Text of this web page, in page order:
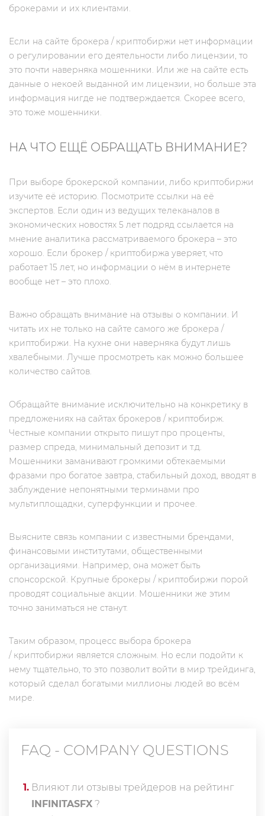
брокерами и их клиентами.
Если на сайте брокера / криптобиржи нет информации
о регулировании его деятельности либо лицензии, то
это почти наверняка мошенники. Или же на сайте есть
данные о некоей выданной им лицензии, но больше эта
информация нигде не подтверждается. Скорее всего,
это тоже мошенники.
НА ЧТО ЕЩЁ ОБРАЩАТЬ ВНИМАНИЕ?
При выборе брокерской компании, либо криптобиржи
изучите её историю. Посмотрите ссылки на её
экспертов. Если один из ведущих телеканалов в
экономических новостях 5 лет подряд ссылается на
мнение аналитика рассматриваемого брокера – это
хорошо. Если брокер / криптобиржа уверяет, что
работает 15 лет, но информации о нём в интернете
вообще нет – это плохо.
Важно обращать внимание на отзывы о компании. И
читать их не только на сайте самого же брокера /
криптобиржи. На кухне они наверняка будут лишь
хвалебными. Лучше просмотреть как можно большее
количество сайтов.
Обращайте внимание исключительно на конкретику в
предложениях на сайтах брокеров / криптобирж.
Честные компании открыто пишут про проценты,
размер спреда, минимальный депозит и т.д.
Мошенники заманивают громкими обтекаемыми
фразами про богатое завтра, стабильный доход, вводят в
заблуждение непонятными терминами про
мультиплощадки, суперфункции и прочее.
Выясните связь компании с известными брендами,
финансовыми институтами, общественными
организациями. Например, она может быть
спонсорской. Крупные брокеры / криптобиржи порой
проводят социальные акции. Мошенники же этим
точно заниматься не станут.
Таким образом, процесс выбора брокера
/ криптобиржи является сложным. Но если подойти к
нему тщательно, то это позволит войти в мир трейдинга,
который сделал богатыми миллионы людей во всём
мире.
FAQ - COMPANY QUESTIONS
1. Влияют ли отзывы трейдеров на рейтинг
INFINITASFX ?